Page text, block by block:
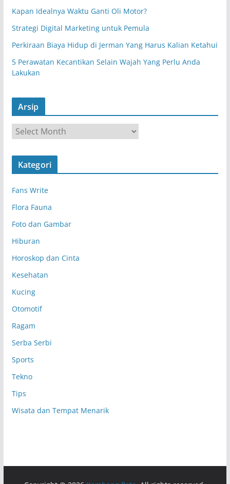
Kapan Idealnya Waktu Ganti Oli Motor?
Strategi Digital Marketing untuk Pemula
Perkiraan Biaya Hidup di Jerman Yang Harus Kalian Ketahui
5 Perawatan Kecantikan Selain Wajah Yang Perlu Anda
Lakukan
Arsip
s
Kategori
Fans Write
Flora Fauna
Foto dan Gambar
Hiburan
Horoskop dan Cinta
Kesehatan
Kucing
Otomotif
Ragam
Serba Serbi
Sports
Tekno
Tips
Wisata dan Tempat Menarik